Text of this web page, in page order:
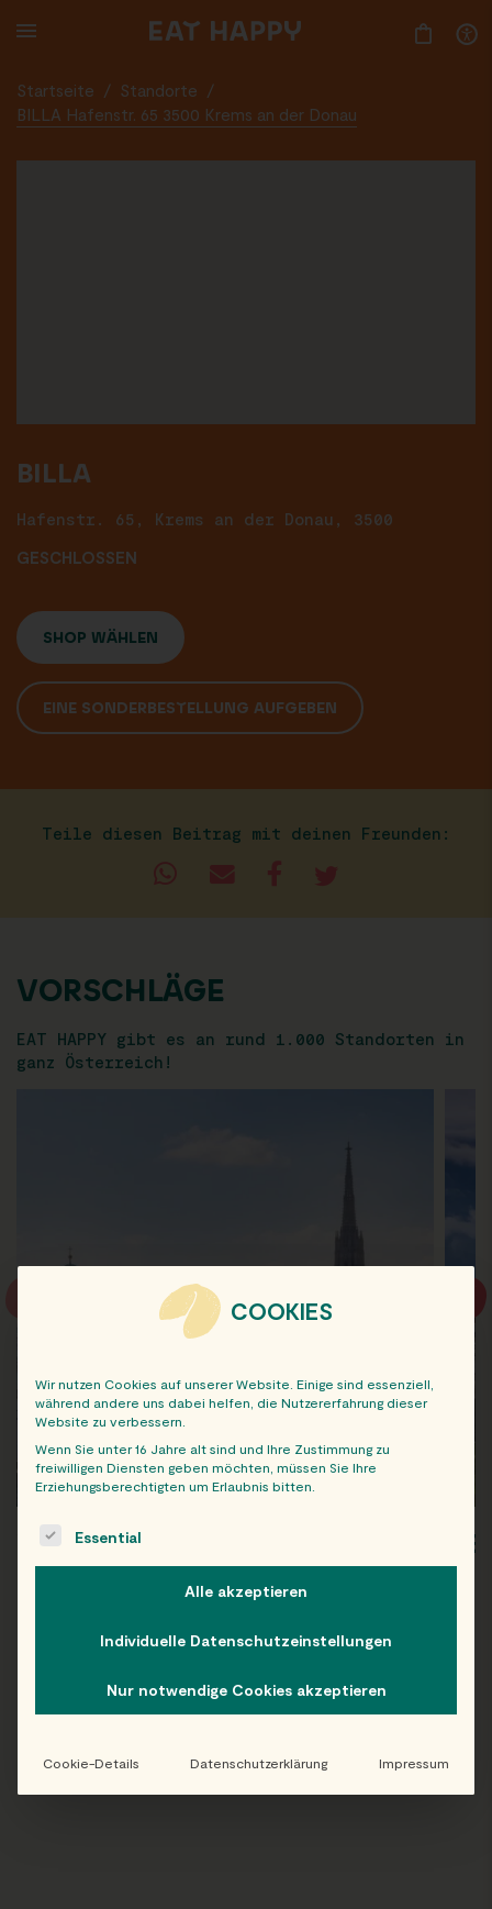
TO
Startseite / Standorte
/
BILLA Hafenstr. 65 3500 Krems an der Donau
BILLA
Hafenstr. 65, Krems an der Donau, 3500
GESCHLOSSEN
SHOP WÄHLEN
EINE SONDERBESTELLUNG AUFGEBEN
Teile diesen Beitrag mit deinen Freunden:
VORSCHLÄGE
EAT HAPPY gibt es an rund 1.000 Standorten in
ganz Österreich!
WIEN
Folge uns auf Instagram!
COOKIES
Wir nutzen Cookies auf unserer Website. Einige sind essenziell,
während andere uns dabei helfen, die Nutzererfahrung dieser
Website zu verbessern.
Wenn Sie unter 16 Jahre alt sind und Ihre Zustimmung zu
freiwilligen Diensten geben möchten, müssen Sie Ihre
Erziehungsberechtigten um Erlaubnis bitten.
The following is a list of service groups for which consent
Essential
Alle akzeptieren
Individuelle Datenschutzeinstellungen
Nur notwendige Cookies akzeptieren
Cookie-Details Datenschutzerklärung Impressum